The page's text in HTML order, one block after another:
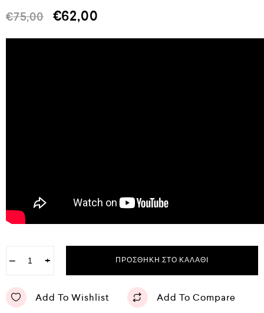
€75,00 €62,00
− + ΠΡΟΣΘΉΚΗ ΣΤΟ ΚΑΛΆΘΙ
Add To Wishlist Add To Compare